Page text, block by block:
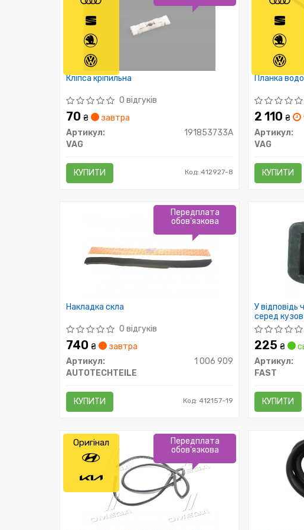
Кліпса кріпильна
0 відгуків
70 ₴
завтра
Артикул:
191853733A
VAG
КУПИТИ Код: 412927-8
Планка
2 110₴
Артикул:
VAG
КУПИТИ
Накладка скла
0 відгуків
740 ₴
завтра
Артикул:
1 006 909
AUTOTECHTEILE
КУПИТИ Код: 412157-19
Передплата
обов'язкова
У відповідь
серед
225₴
Артикул:
FAST
КУПИТИ
Передплата
обов'язкова
Оригінал